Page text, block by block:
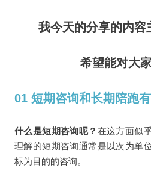
我今天的分享的内容
希望能对大
01 短期咨询和长期陪跑
什么是短期咨询呢？ 在这方面似
理解的短期咨询通常是以次为单
标为目的的咨询。